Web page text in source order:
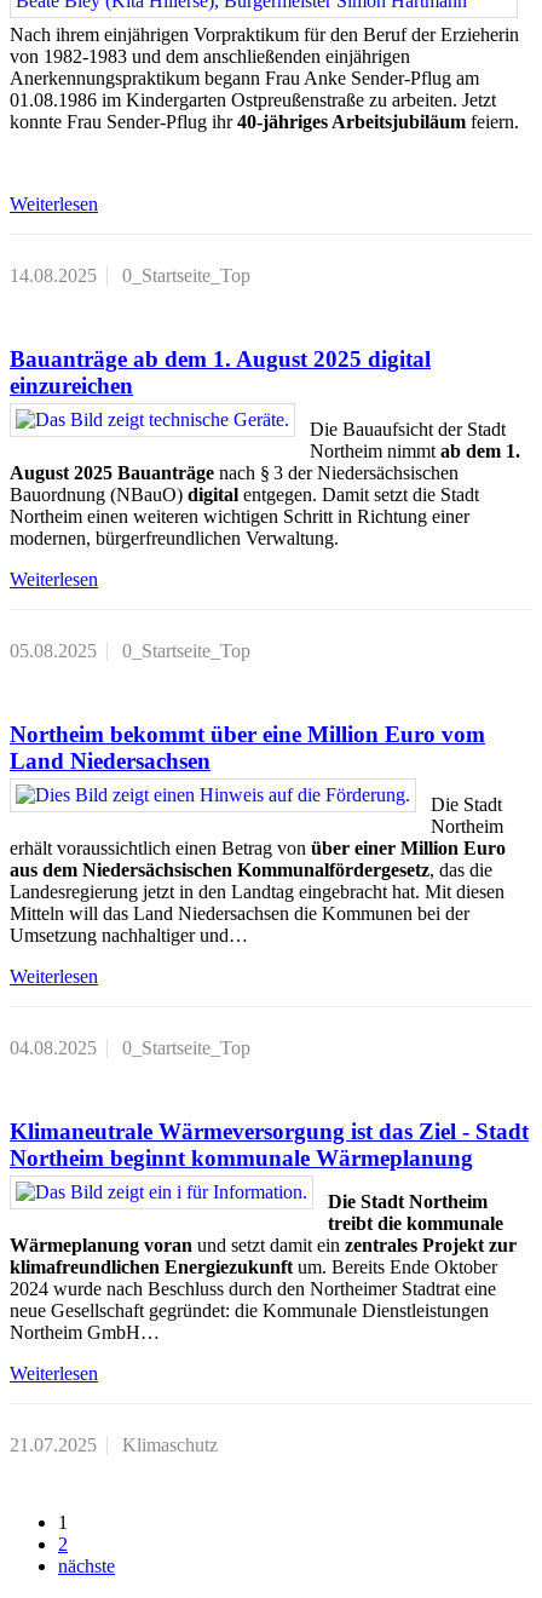
Nach ihrem einjährigen Vorpraktikum für den Beruf der Erzieherin
von 1982-1983 und dem anschließenden einjährigen
Anerkennungspraktikum begann Frau Anke Sender-Pflug am
01.08.1986 im Kindergarten Ostpreußenstraße zu arbeiten. Jetzt
konnte Frau Sender-Pflug ihr40-jähriges Arbeitsjubiläum feiern.
Weiterlesen
14.08.2025 0_Startseite_Top
Bauanträge ab dem 1. August 2025 digital
einzureichen
Die Bauaufsicht der Stadt
Northeim nimmt ab dem 1.
August 2025 Bauanträge nach § 3 der Niedersächsischen
Bauordnung (NBauO) digital entgegen. Damit setzt die Stadt
Northeim einen weiteren wichtigen Schritt in Richtung einer
modernen, bürgerfreundlichen Verwaltung.
Weiterlesen
05.08.2025 0_Startseite_Top
Northeim bekommt über eine Million Euro vom
Land Niedersachsen
Die Stadt
Northeim
erhält voraussichtlich einen Betrag von über einer Million Euro
aus dem Niedersächsischen Kommunalfördergesetz, das die
Landesregierung jetzt in den Landtag eingebracht hat. Mit diesen
Mitteln will das Land Niedersachsen die Kommunen bei der
Umsetzung nachhaltiger und…
Weiterlesen
04.08.2025 0_Startseite_Top
Klimaneutrale Wärmeversorgung ist das Ziel - Stadt
Northeim beginnt kommunale Wärmeplanung
Die Stadt Northeim
treibt die kommunale
Wärmeplanung voran und setzt damit ein zentrales Projekt zur
klimafreundlichen Energiezukunft um. Bereits Ende Oktober
2024 wurde nach Beschluss durch den Northeimer Stadtrat eine
neue Gesellschaft gegründet: die Kommunale Dienstleistungen
Northeim GmbH…
Weiterlesen
21.07.2025 Klimaschutz
1
2
nächste